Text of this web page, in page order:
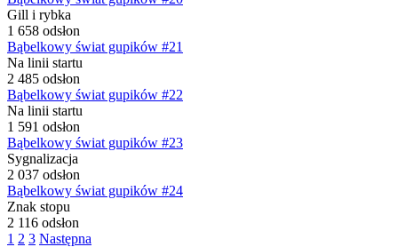
Gill i rybka
1 658 odsłon
Bąbelkowy świat gupików #21
Na linii startu
2 485 odsłon
Bąbelkowy świat gupików #22
Na linii startu
1 591 odsłon
Bąbelkowy świat gupików #23
Sygnalizacja
2 037 odsłon
Bąbelkowy świat gupików #24
Znak stopu
2 116 odsłon
1 2 3 Następna